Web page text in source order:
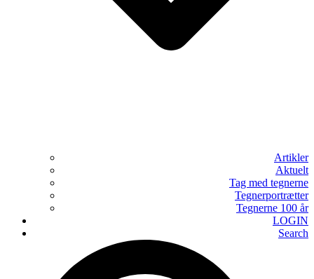
Artikler
Aktuelt
Tag med tegnerne
Tegnerportrætter
Tegnerne 100 år
LOGIN
Search